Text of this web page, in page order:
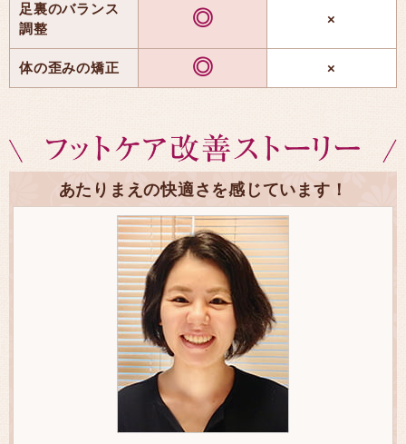
足裏のバランス
調整
◎ ×
体の歪みの矯正 ◎ ×
あたりまえの快適さを感じています！